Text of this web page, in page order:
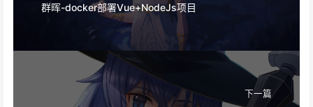
群晖-docker部署Vue+NodeJs项目
下一篇